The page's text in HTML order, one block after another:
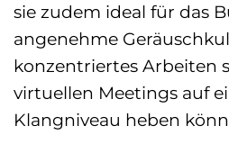
sie zudem ideal für das
angenehme
konzentriertes Arbeiten
virtuellen Meetings auf
Klangniveau heben